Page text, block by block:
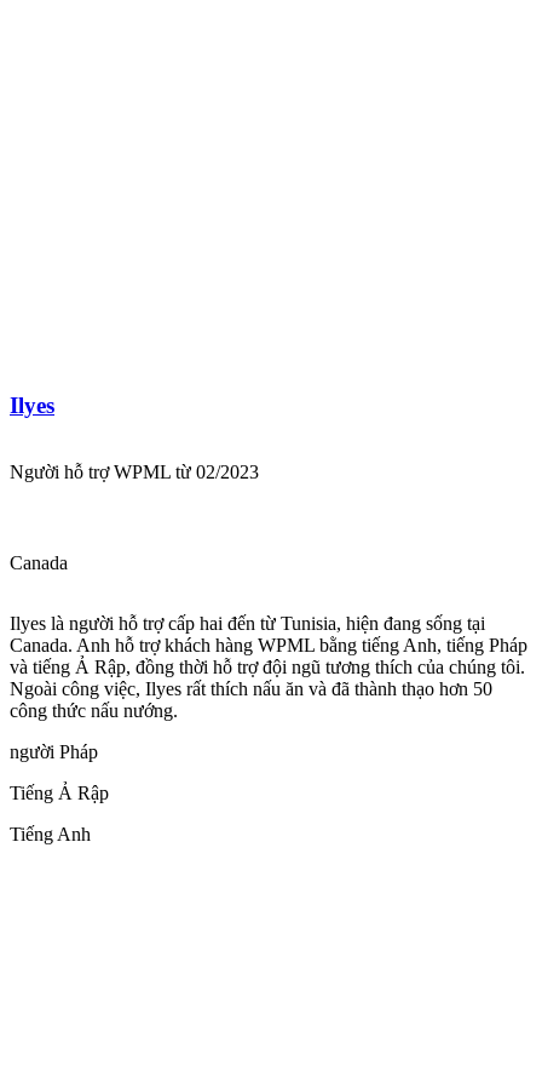
Ilyes
Người hỗ trợ WPML từ 02/2023
Canada
Ilyes là người hỗ trợ cấp hai đến từ Tunisia, hiện đang sống tại
Canada. Anh hỗ trợ khách hàng WPML bằng tiếng Anh, tiếng Pháp
và tiếng Ả Rập, đồng thời hỗ trợ đội ngũ tương thích của chúng tôi.
Ngoài công việc, Ilyes rất thích nấu ăn và đã thành thạo hơn 50
công thức nấu nướng.
người Pháp
Tiếng Ả Rập
Tiếng Anh